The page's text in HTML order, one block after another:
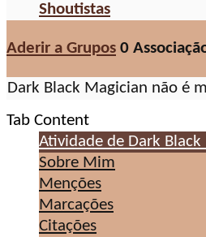
Shoutistas
Aderir a Grupos 0
Dark Black Magician não é
Tab Content
Atividade de Dark
Sobre Mim
Menções
Marcações
Citações